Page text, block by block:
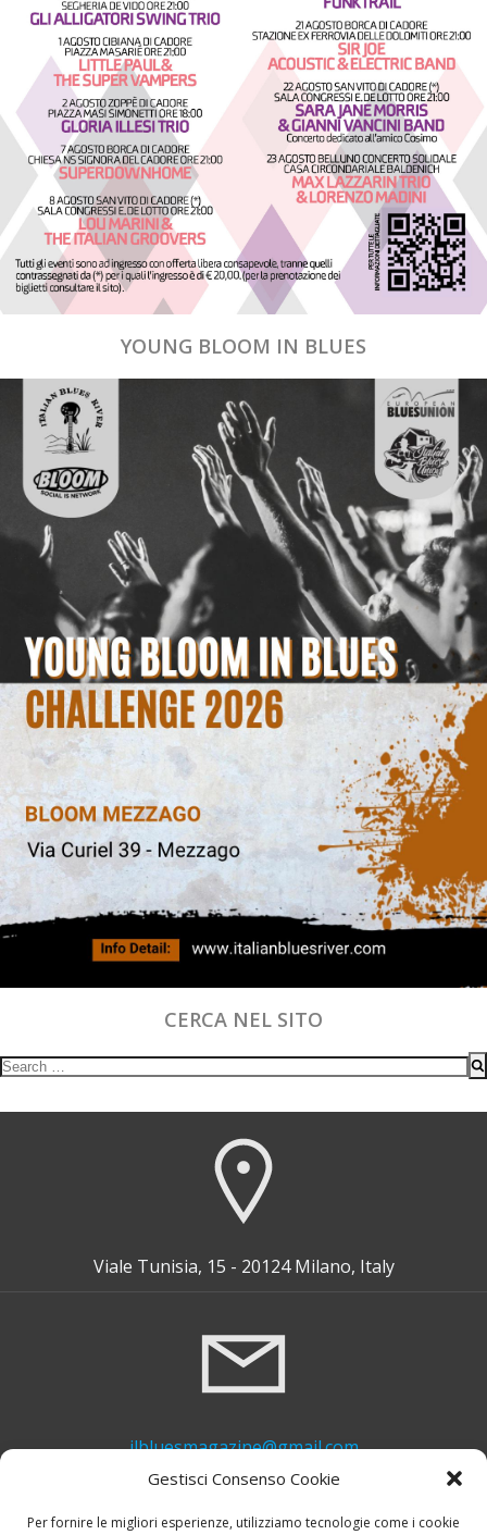
Gestisci Consenso Cookie
Per fornire le migliori esperienze, utilizziamo tecnologie come i cookie
YOUNG BLOOM IN BLUES
CERCA NEL SITO
Search
Viale Tunisia, 15 - 20124 Milano, Italy
ilbluesmagazine@gmail.com